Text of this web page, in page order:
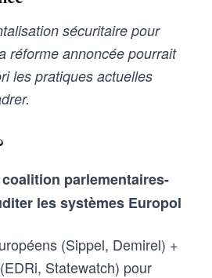
sécuritaire pour
réforme annoncée pourrait
les pratiques actuelles
coalition parlementaires-
les systèmes Europol
(Sippel, Demirel) +
Statewatch) pour